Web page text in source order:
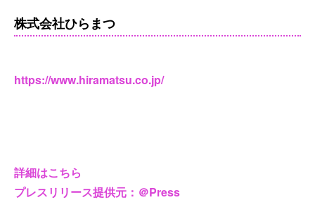
株式会社ひらまつ
https://www.hiramatsu.co.jp/
詳細はこちら
プレスリリース提供元：＠Press